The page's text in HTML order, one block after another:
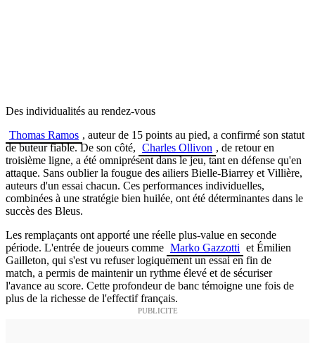
Des individualités au rendez-vous
Thomas Ramos , auteur de 15 points au pied, a confirmé son statut
de buteur fiable. De son côté, Charles Ollivon , de retour en
troisième ligne, a été omniprésent dans le jeu, tant en défense qu'en
attaque. Sans oublier la fougue des ailiers Bielle-Biarrey et Villière,
auteurs d'un essai chacun. Ces performances individuelles,
combinées à une stratégie bien huilée, ont été déterminantes dans le
succès des Bleus.
Les remplaçants ont apporté une réelle plus-value en seconde
période. L'entrée de joueurs comme Marko Gazzotti et Émilien
Gailleton, qui s'est vu refuser logiquement un essai en fin de
match, a permis de maintenir un rythme élevé et de sécuriser
l'avance au score. Cette profondeur de banc témoigne une fois de
plus de la richesse de l'effectif français.